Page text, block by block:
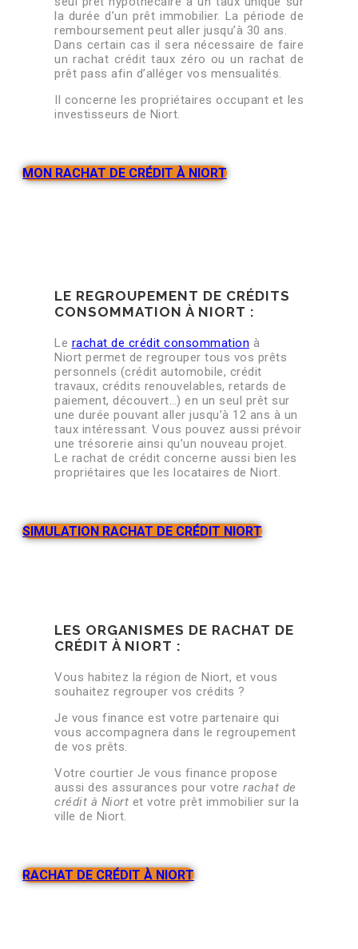
la durée d’un prêt immobilier. La période de
remboursement peut aller jusqu’à 30 ans.
Dans certain cas il sera nécessaire de faire
un rachat crédit taux zéro ou un rachat de
prêt pass afin d’alléger vos mensualités.
Il concerne les propriétaires occupant et les
investisseurs de Niort.
MON RACHAT DE CRÉDIT À NIORT
LE REGROUPEMENT DE CRÉDITS
CONSOMMATION À NIORT :
Le rachat de crédit consommation à
Niort permet de regrouper tous vos prêts
personnels (crédit automobile, crédit
travaux, crédits renouvelables, retards de
paiement, découvert…) en un seul prêt sur
une durée pouvant aller jusqu’à 12 ans à un
taux intéressant. Vous pouvez aussi prévoir
une trésorerie ainsi qu’un nouveau projet.
Le rachat de crédit concerne aussi bien les
propriétaires que les locataires de Niort.
SIMULATION RACHAT DE CRÉDIT NIORT
LES ORGANISMES DE RACHAT DE
CRÉDIT À NIORT :
Vous habitez la région de Niort, et vous
souhaitez regrouper vos crédits ?
Je vous finance est votre partenaire qui
vous accompagnera dans le regroupement
de vos prêts.
Votre courtier Je vous finance propose
aussi des assurances pour votre rachat de
crédit à Niort et votre prêt immobilier sur la
ville de Niort.
RACHAT DE CRÉDIT À NIORT